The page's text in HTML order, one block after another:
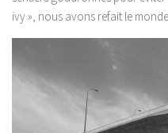
ivy », nous avons refait le